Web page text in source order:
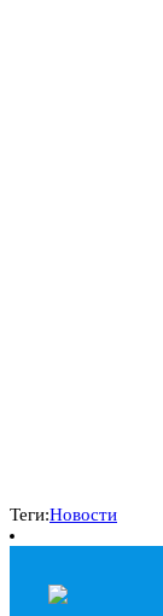
Теги:Новости